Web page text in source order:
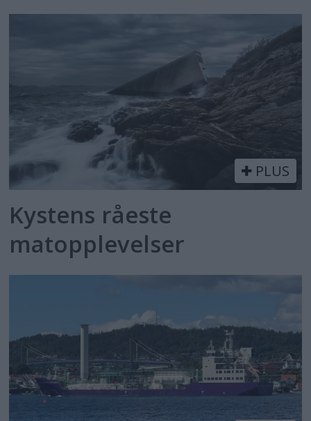
PLUS
Kystens råeste
matopplevelser